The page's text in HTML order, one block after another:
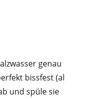
genau
bissfest (al
und spüle sie